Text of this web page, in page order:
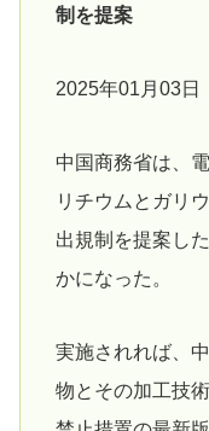
制を提案
2025年01月03日
中国商務省は、
リチウムとガリ
出規制を提案し
かになった。
実施されれば、
物とその加工技